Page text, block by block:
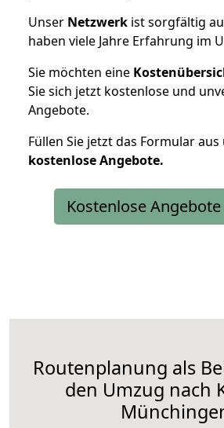
Unser Netzwerk ist sorgfältig
haben viele Jahre Erfahrung im
Sie möchten eine
Sie sich jetzt kostenlose und
Angebote.
Füllen Sie jetzt das Formular
kostenloseAngebote.
Kostenlose
Routenplanung als
den Umzug nach